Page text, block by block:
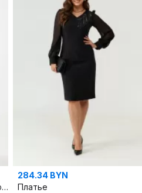
Платье макси полуприлегающего силуэта с резинкой
284.34 BYN
Платье